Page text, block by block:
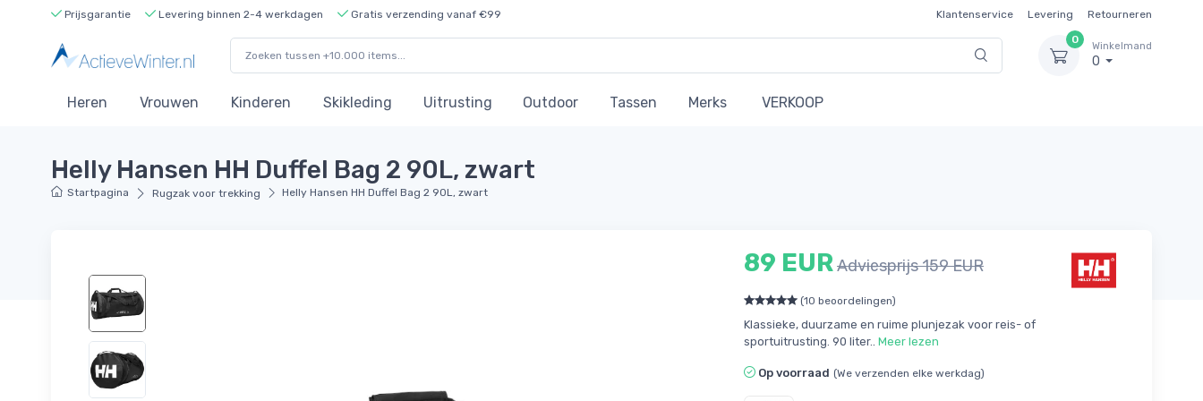
Prijsgarantie Levering binnen 2-4 werkdagen Gratis verzending vanaf €99 Klantenservice Levering
Retourneren
0
Winkelmand
0
Heren Vrouwen Kinderen Skikleding Uitrusting Outdoor Tassen Merks VERKOOP
Helly Hansen HH Duffel Bag 2 90L, zwart
Startpagina Rugzak voor trekking Helly Hansen HH Duffel Bag 2 90L, zwart
89 EURAdviesprijs 159 EUR
(10 beoordelingen)
Klassieke, duurzame en ruime plunjezak voor reis- of
sportuitrusting. 90 liter.. Meer lezen
Op voorraad (We verzenden elke werkdag)